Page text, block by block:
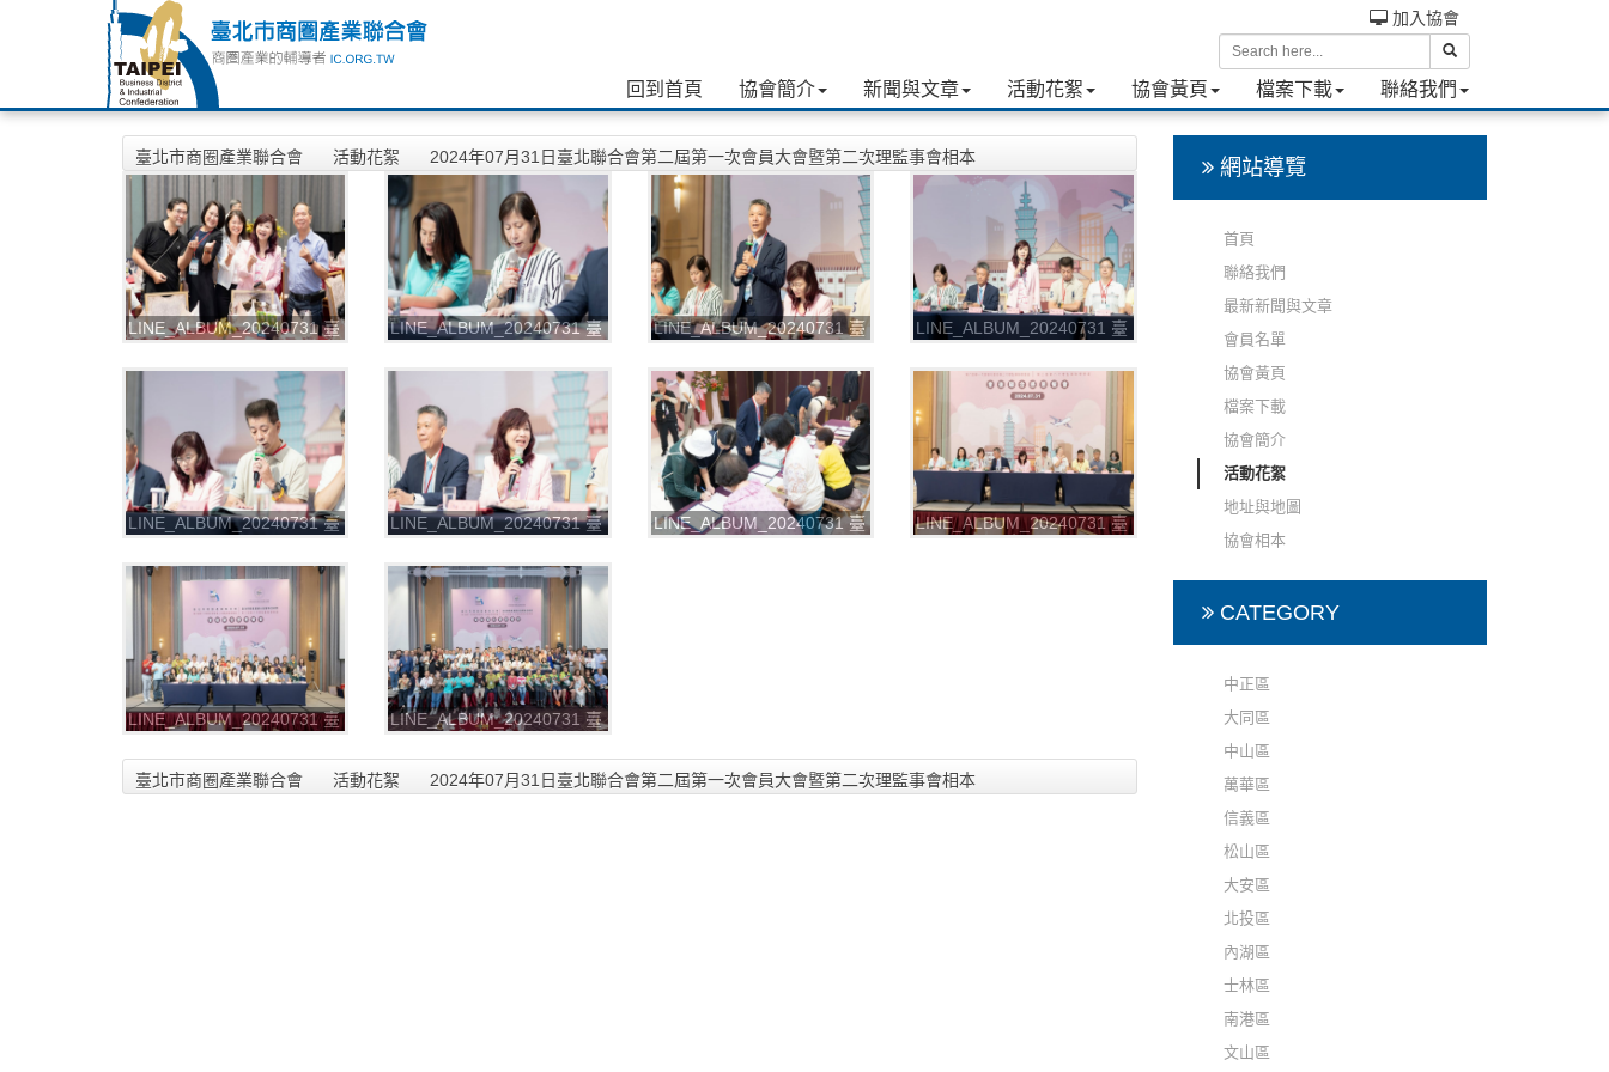
回到首頁 協會簡介 新聞與文章 活動花絮 協會黃頁 檔案下載 聯絡我們
加入協會
臺北市商圈產業聯合會 活動花絮 2024年07月31日臺北聯合會第二屆第一次會員大會暨第二次理監事會相本
LINE_ALBUM_20240731 臺
大會暨第二次理監事會
LINE_ALBUM_20240731 臺
大會暨第二次理監事會
LINE_ALBUM_20240731 臺
大會暨第二次理監事會
_240813_8
LINE_ALBUM_20240731 臺
大會暨第二次理監事會
LINE_ALBUM_20240731 臺
大會暨第二次理監事會
_240813_6
LINE_ALBUM_20240731 臺
大會暨第二次理監事會
_240813_5
LINE_ALBUM_20240731 臺
LINE_ALBUM_20240731 臺
LINE_ALBUM_20240731 臺
大會暨第二次理監事會
_240813_2
LINE_ALBUM_20240731 臺
大會暨第二次理監事會
_240813_1
臺北市商圈產業聯合會 活動花絮 2024年07月31日臺北聯合會第二屆第一次會員大會暨第二次理監事會相本
網站導覽
首頁
聯絡我們
最新新聞與文章
會員名單
協會黃頁
檔案下載
協會簡介
活動花絮
地址與地圖
協會相本
CATEGORY
中正區
大同區
中山區
萬華區
信義區
松山區
大安區
北投區
內湖區
士林區
南港區
文山區